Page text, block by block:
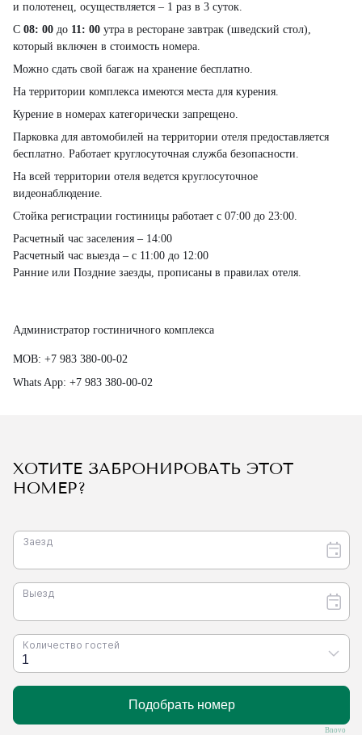
и полотенец, осуществляется – 1 раз в 3 суток.
С 08: 00до 11: 00утра в ресторане завтрак (шведский стол),
который включен в стоимость номера.
Можно сдать свой багаж на хранение бесплатно.
На территории комплекса имеются места для курения.
Курение в номерах категорически запрещено.
Парковка для автомобилей на территории отеля предоставляется
бесплатно. Работает круглосуточная служба безопасности.
На всей территории отеля ведется круглосуточное
видеонаблюдение.
Стойка регистрации гостиницы работает с 07:00 до 23:00.
Расчетный час заселения – 14:00
Расчетный час выезда – с 11:00 до 12:00
Ранние или Поздние заезды, прописаны в правилах отеля.
Администратор гостиничного комплекса
MOB: +7 983 380-00-02
Whats App: +7 983 380-00-02
ХОТИТЕ ЗАБРОНИРОВАТЬ ЭТОТ
НОМЕР?
Bnovo